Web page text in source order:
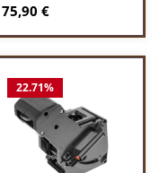
Regulärer Preis:
75,90 €
22.71%